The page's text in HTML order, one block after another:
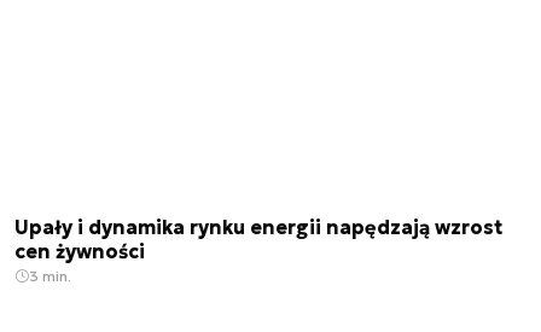
Upały i dynamika rynku energii napędzają wzrost
cen żywności
3 min.